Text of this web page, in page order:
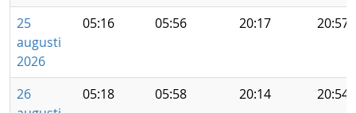
25
augusti
2026
05:16 05:56 20:17 20:57
26
05:18 05:58 20:14 20:54